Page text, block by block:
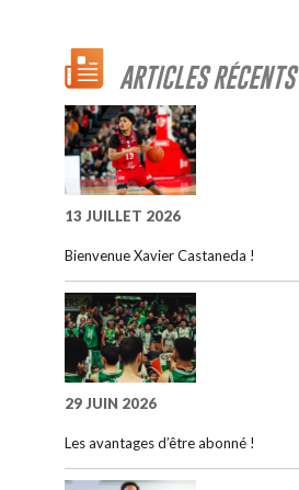
ARTICLES RÉCENTS
13 JUILLET 2026
Bienvenue Xavier Castaneda !
29 JUIN 2026
Les avantages d’être abonné !